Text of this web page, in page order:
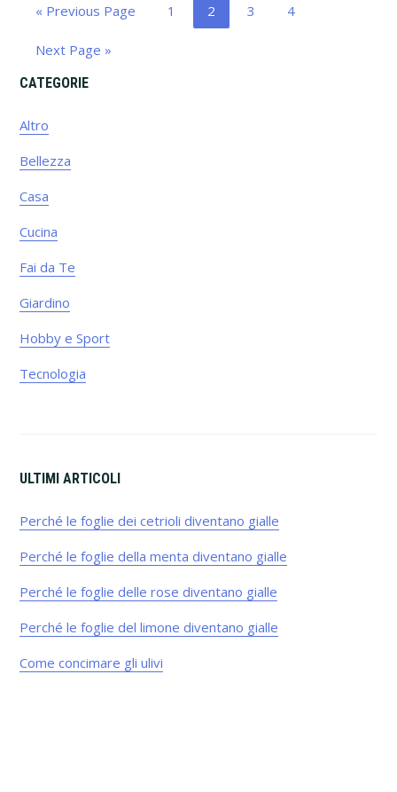
« Go
Previous Page Page
1 Page
2 Page
3 Page
4
Go
Next Page »
Primary
Sidebar
CATEGORIE
Altro
Bellezza
Casa
Cucina
Fai da Te
Giardino
Hobby e Sport
Tecnologia
ULTIMI ARTICOLI
Perché le foglie dei cetrioli diventano gialle​
Perché le foglie della menta diventano gialle​
Perché le foglie delle rose diventano gialle​
Perché le foglie del limone diventano gialle​
Come concimare gli ulivi